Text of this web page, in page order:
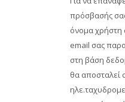
πρόσβασής
όνομα χρήστη
email σας
στη βάση
θα αποσταλεί